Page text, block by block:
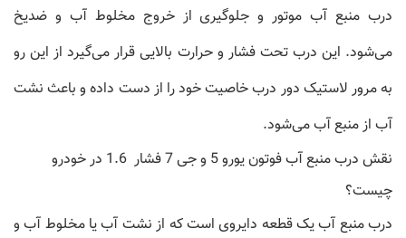
درب منبع آب موتور و جلوگیری از خروج مخلوط آب و ضدیخ
می‌شود. این درب تحت فشار و حرارت بالایی قرار می‌گیرد از این رو
به مرور لاستیک دور درب خاصیت خود را از دست داده و باعث نشت
آب از منبع آب می‌شود.
نقش درب منبع آب فوتون یورو 5 و جی 7 فشار 1.6 در خودرو
چیست؟
درب منبع آب یک قطعه دایروی است که از نشت آب یا مخلوط آب و